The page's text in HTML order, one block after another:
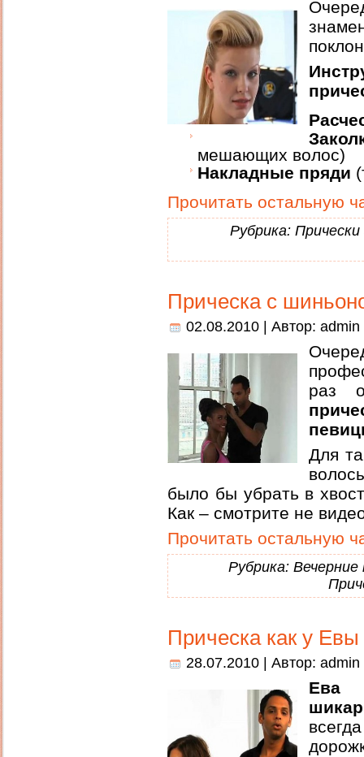
мешающих волос)
Накладные пряди
Прочитать остальную
Рубрика:
Прическа с
02.08.2010 | Автор: admin
раз
Для
было бы убрать в
Как – смотрите не
Прочитать остальную
Рубрика: Вечерние
Прическа как у
28.07.2010 | Автор: admin
Ева